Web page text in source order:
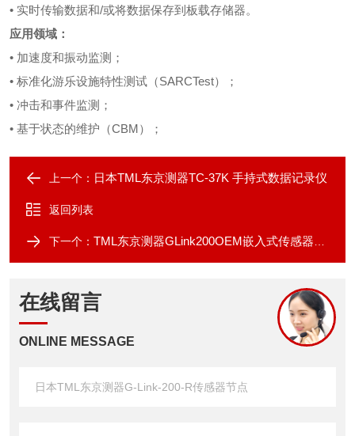
• 实时传输数据和/或将数据保存到板载存储器。
应用领域：
• 加速度和振动监测；
• 标准化游乐设施特性测试（SARCTest）；
• 冲击和事件监测；
• 基于状态的维护（CBM）；
上一个： 日本TML东京测器TC-37K 手持式数据记录仪
返回列表
下一个： TML东京测器GLink200OEM嵌入式传感器节点
在线留言
ONLINE MESSAGE